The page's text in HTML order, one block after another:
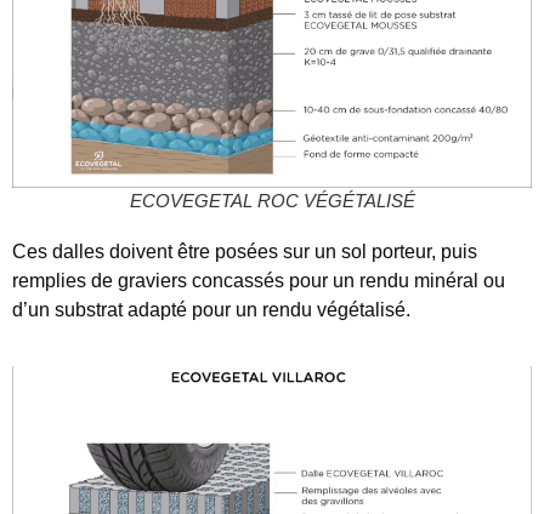
ECOVEGETAL ROC VÉGÉTALISÉ
Ces dalles doivent être posées sur un sol porteur, puis
remplies de graviers concassés pour un rendu minéral ou
d’un substrat adapté pour un rendu végétalisé.